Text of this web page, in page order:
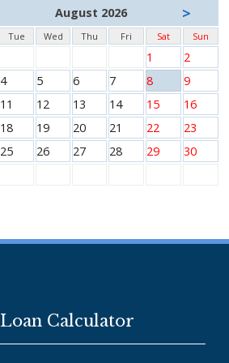
August 2026 >
Tue Wed Thu Fri Sat Sun
1
2
4 5 6 7 8
9
11 12 13 14 15
16
18 19 20 21 22
23
25 26 27 28 29
30
Loan Calculator